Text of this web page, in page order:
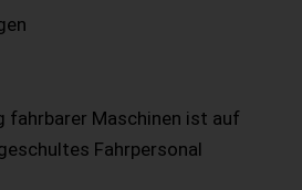
fahrbarer Maschinen ist auf
Fahrpersonal